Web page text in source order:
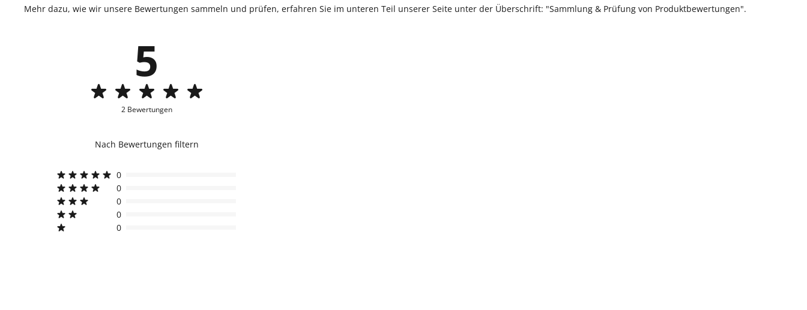
Mehr dazu, wie wir unsere Bewertungen sammeln und prüfen, erfahren Sie im unteren Teil unserer Seite unter der Überschrift: "Sammlung & Prüfung von Produktbewertungen".
5
2 Bewertungen
Nach Bewertungen filtern
0
0
0
0
0